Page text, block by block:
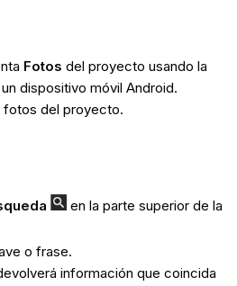
Fotos del proyecto usando la
dispositivo móvil Android.
fotos del proyecto.
en la parte superior de la
o frase.
información que coincida